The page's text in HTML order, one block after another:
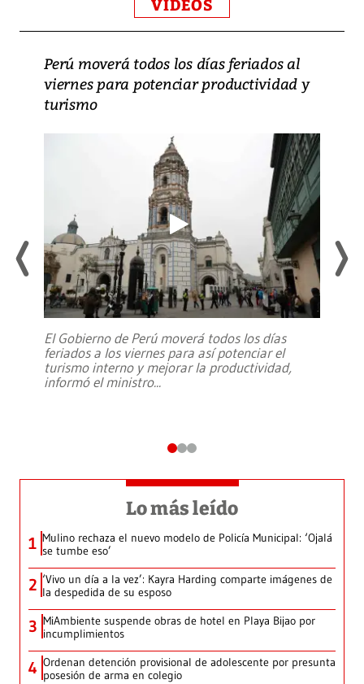
VIDEOS
Perú moverá todos los días feriados al
viernes para potenciar productividad y
turismo
El Gobierno de Perú moverá todos los días
feriados a los viernes para así potenciar el
turismo interno y mejorar la productividad,
informó el ministro...
Lo más leído
1 Mulino rechaza el nuevo modelo de Policía Municipal: ‘Ojalá
se tumbe eso’
2 ‘Vivo un día a la vez’: Kayra Harding comparte imágenes de
la despedida de su esposo
3 MiAmbiente suspende obras de hotel en Playa Bijao por
incumplimientos
4 Ordenan detención provisional de adolescente por presunta
posesión de arma en colegio